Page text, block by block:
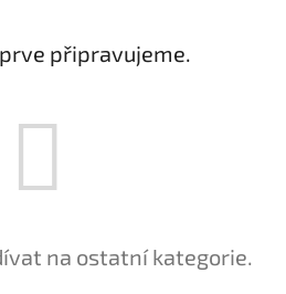
připravujeme.
na ostatní kategorie.